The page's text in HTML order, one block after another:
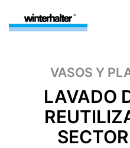
VASOS Y
LAVADO